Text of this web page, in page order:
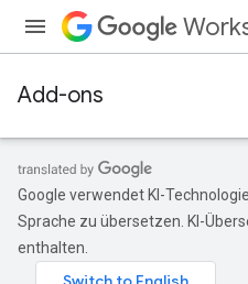
Add-ons
Google verwendet KI-
Sprache zu übersetzen. KI-
enthalten.